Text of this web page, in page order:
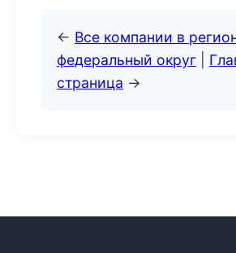
← Все компании в
федеральный округ
страница →